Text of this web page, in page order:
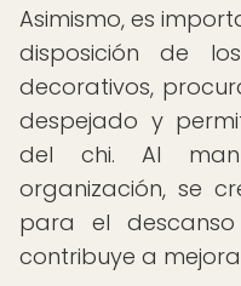
Asimismo, es
disposición de
decorativos,
despejado y
del chi. Al
organización, se
para el
contribuye a